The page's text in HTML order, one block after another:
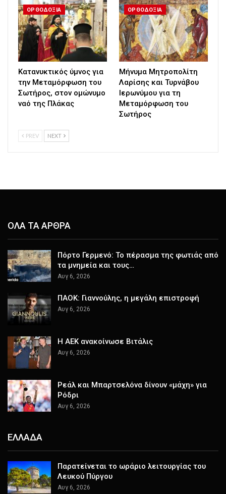
ΟΡΘΟΔΟΞΙΑ
Κατανυκτικός ύμνος για
την Μεταμόρφωση του
Σωτήρος, στον ομώνυμο
ναό της Πλάκας
ΟΡΘΟΔΟΞΙΑ
Μήνυμα Μητροπολίτη
Λαρίσης και Τυρνάβου
Ιερωνύμου για τη
Μεταμόρφωση του
Σωτήρος
PREV NEXT
ΟΛΑ ΤΑ ΑΡΘΡΑ
Πόρτο Γερμενό: Το πέρασμα της φωτιάς από
τα μνημεία και τους…
Αυγ 6, 2026
ΠΑΟΚ: Γιαννούλης, η μεγάλη επιστροφή
Αυγ 6, 2026
H AEK ανακοίνωσε Βιτάλις
Αυγ 6, 2026
Ρεάλ και Μπαρτσελόνα δίνουν «μάχη» για
Ρόδρι
Αυγ 6, 2026
ΕΛΛΑΔΑ
Παρατείνεται το ωράριο λειτουργίας του
Λευκού Πύργου
Αυγ 6, 2026